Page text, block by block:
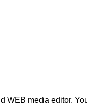
WEB media editor.